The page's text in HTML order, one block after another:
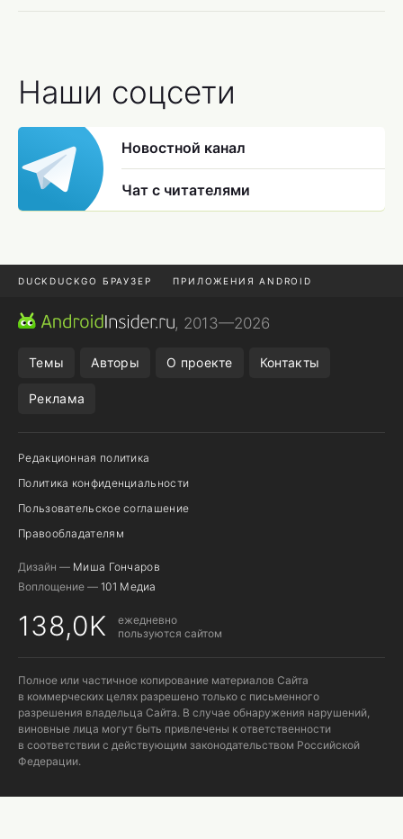
Наши соцсети
Новостной канал
Чат с читателями
DUCKDUCKGO БРАУЗЕР ПРИЛОЖЕНИЯ ANDROID
CHROME БРАУЗЕР
, 2013—2026
Темы Авторы О проекте Контакты
Реклама
Редакционная политика
Политика конфиденциальности
Пользовательское соглашение
Правообладателям
Дизайн — Миша Гончаров
Воплощение — 101 Медиа
138,0K
ежедневно
пользуются сайтом
Полное или частичное копирование материалов Сайта
в коммерческих целях разрешено только с письменного
разрешения владельца Сайта. В случае обнаружения нарушений,
виновные лица могут быть привлечены к ответственности
в соответствии с действующим законодательством Российской
Федерации.